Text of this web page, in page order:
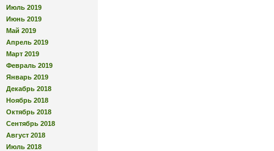
Июль 2019
Июнь 2019
Май 2019
Апрель 2019
Март 2019
Февраль 2019
Январь 2019
Декабрь 2018
Ноябрь 2018
Октябрь 2018
Сентябрь 2018
Август 2018
Июль 2018